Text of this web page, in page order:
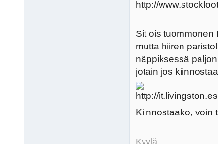
Sit ois tuommonen
mutta hiiren
näppiksessä
jotain jos
Kiinnostaako, voin
Kyylä